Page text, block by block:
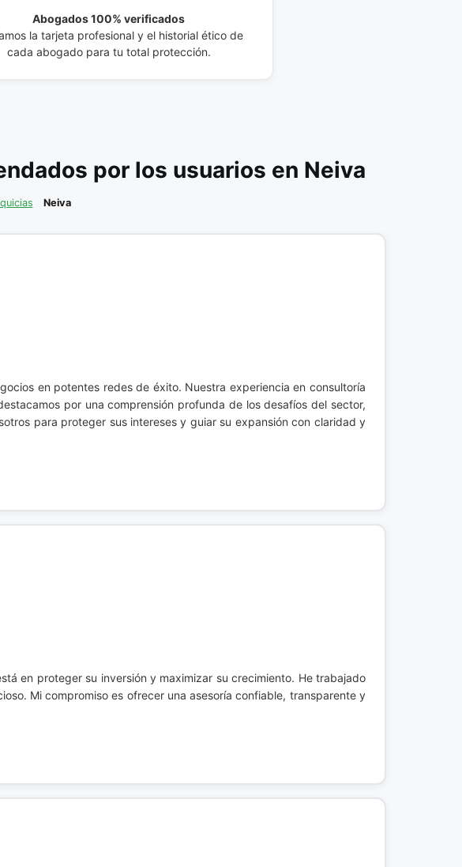
Abogados 100% verificados
la tarjeta profesional y el historial ético de
cada abogado para tu total protección.
por los usuarios en Neiva
Neiva
en potentes redes de éxito. Nuestra experiencia en consultoría
por una comprensión profunda de los desafíos del sector,
para proteger sus intereses y guiar su expansión con claridad y
en proteger su inversión y maximizar su crecimiento. He trabajado
Mi compromiso es ofrecer una asesoría confiable, transparente y